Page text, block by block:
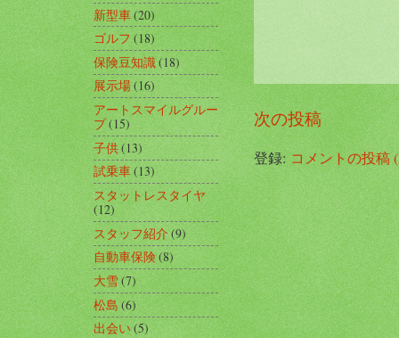
次の投稿
登録:コメントの投稿
新型車(20)
ゴルフ(18)
保険豆知識(18)
展示場(16)
アートスマイルグルー
プ(15)
子供(13)
試乗車(13)
スタットレスタイヤ
(12)
スタッフ紹介(9)
自動車保険(8)
大雪(7)
松島 (6)
出会い(5)